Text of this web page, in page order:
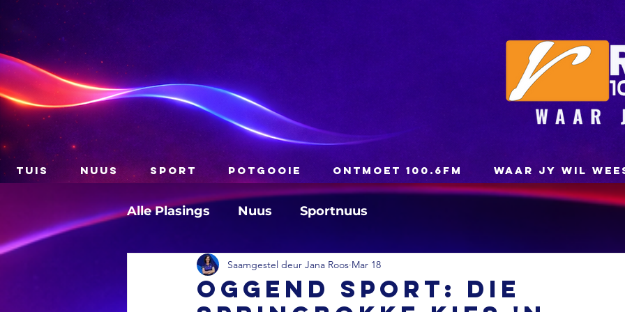
TUIS NUUS SPORT POTGOOIE ONTMOET 100.6FM WAAR JY WIL
Alle Plasings Nuus Sportnuus
OGGEND SPORT: Die
Saamgestel deur Jana Roos Mar 18